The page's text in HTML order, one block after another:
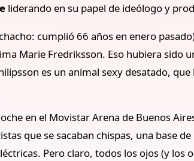
liderando en su papel de ideólogo y
cumplió 66 años en enero
Marie Fredriksson. Eso hubiera sido
es un animal sexy desatado,
en el Movistar Arena de Buenos
que se sacaban chispas, una base
Pero claro, todos los ojos (y los